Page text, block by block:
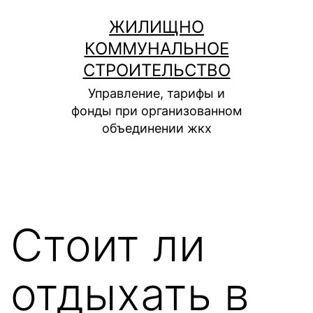
содержимому
ЖИЛИЩНО
КОММУНАЛЬНОЕ
СТРОИТЕЛЬСТВО
Управление, тарифы и
фонды при организованном
объединении жкх
Стоит ли
отдыхать в